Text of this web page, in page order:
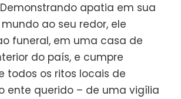
apatia em sua
ao seu redor, ele
funeral, em uma casa de
do país, e cumpre
todos os ritos locais de
ente querido – de uma vigília